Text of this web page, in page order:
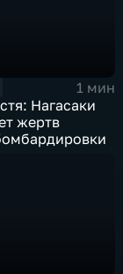
1 мин
Нагасаки
жертв